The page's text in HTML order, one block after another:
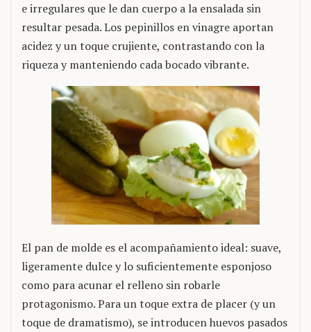
e irregulares que le dan cuerpo a la ensalada sin
resultar pesada. Los pepinillos en vinagre aportan
acidez y un toque crujiente, contrastando con la
riqueza y manteniendo cada bocado vibrante.
El pan de molde es el acompañamiento ideal: suave,
ligeramente dulce y lo suficientemente esponjoso
como para acunar el relleno sin robarle
protagonismo. Para un toque extra de placer (y un
toque de dramatismo), se introducen huevos pasados